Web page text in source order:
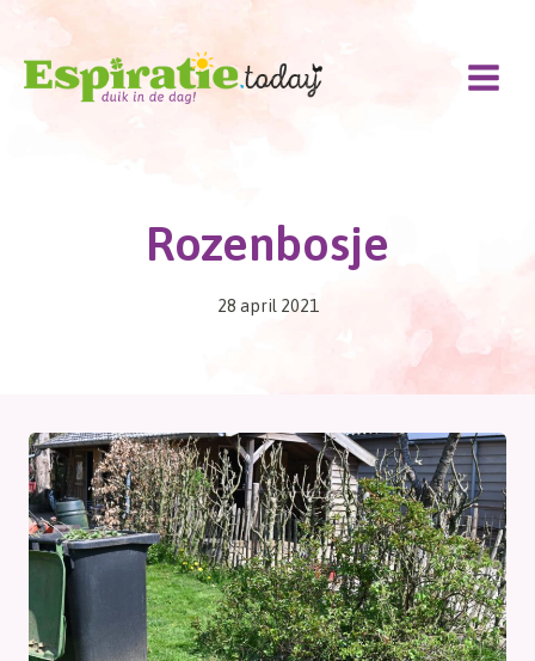
Doorgaan
inhoud
Rozenbosje
28 april 2021